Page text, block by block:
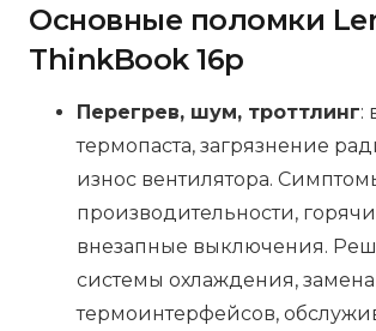
Основные поломки
ThinkBook 16p
Перегрев, шум, троттлинг:
термопаста, загрязнение
износ вентилятора.
производительности,
внезапные выключения.
системы охлаждения, замена
термоинтерфейсов,